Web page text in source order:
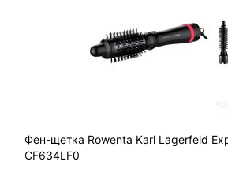
Фен-щетка Rowenta Karl Lagerfeld
CF634LF0